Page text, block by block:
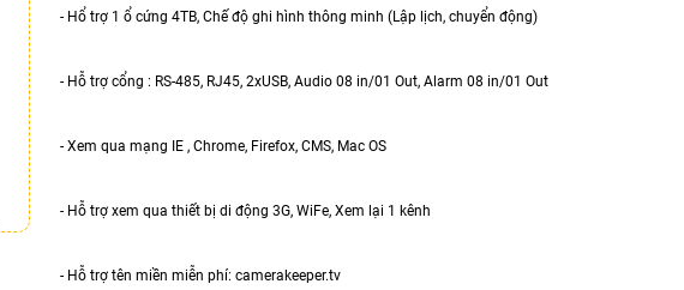
- Hổ trợ 1 ổ cứng 4TB, Chế độ ghi hình thông minh (Lập lịch, chuyển động)
- Hỗ trợ cổng : RS-485, RJ45, 2xUSB, Audio 08 in/01 Out, Alarm 08 in/01 Out
- Xem qua mạng IE , Chrome, Firefox, CMS, Mac OS
- Hỗ trợ xem qua thiết bị di động 3G, WiFe, Xem lại 1 kênh
- Hỗ trợ tên miền miễn phí: camerakeeper.tv